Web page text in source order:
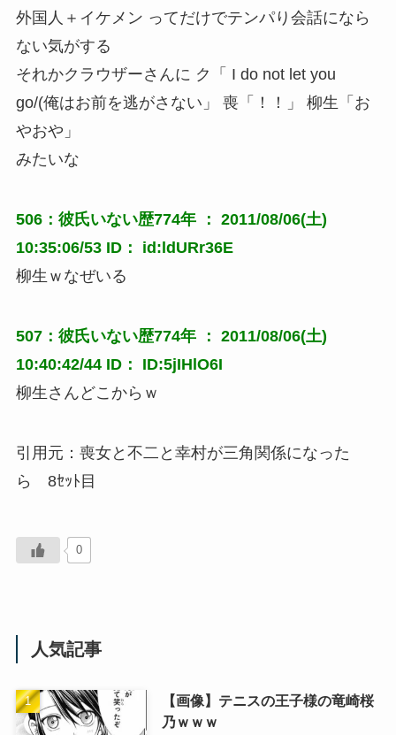
外国人＋イケメン ってだけでテンパり会話になら
ない気がする
それかクラウザーさんに ク「 I do not let you
go/(俺はお前を逃がさない」 喪「！！」 柳生「お
やおや」
みたいな
506：彼氏いない歴774年 ： 2011/08/06(土)
10:35:06/53 ID： id:ldURr36E
柳生ｗなぜいる
507：彼氏いない歴774年 ： 2011/08/06(土)
10:40:42/44 ID： ID:5jIHlO6I
柳生さんどこからｗ
引用元：喪女と不二と幸村が三角関係になった
ら 8ｾｯﾄ目
0
人気記事
【画像】テニスの王子様の竜崎桜
乃ｗｗｗ